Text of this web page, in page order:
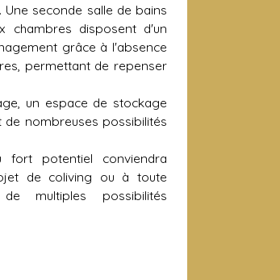
Une seconde salle de bains
chambres disposent d'un
grâce à l'absence
permettant de repenser
un espace de stockage
nombreuses possibilités
fort potentiel conviendra
de coliving ou à toute
multiples possibilités